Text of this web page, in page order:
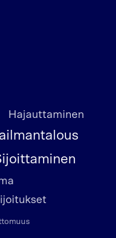
Hajauttaminen